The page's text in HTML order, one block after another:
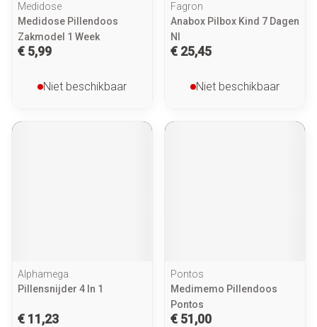
Medidose
Medidose Pillendoos
Zakmodel 1 Week
€ 5,99
Niet beschikbaar
Fagron
Anabox Pilbox Kind 7 Dagen
Nl
€ 25,45
Niet beschikbaar
Alphamega
Pillensnijder 4 In 1
€ 11,23
Pontos
Medimemo Pillendoos
Pontos
€ 51,00